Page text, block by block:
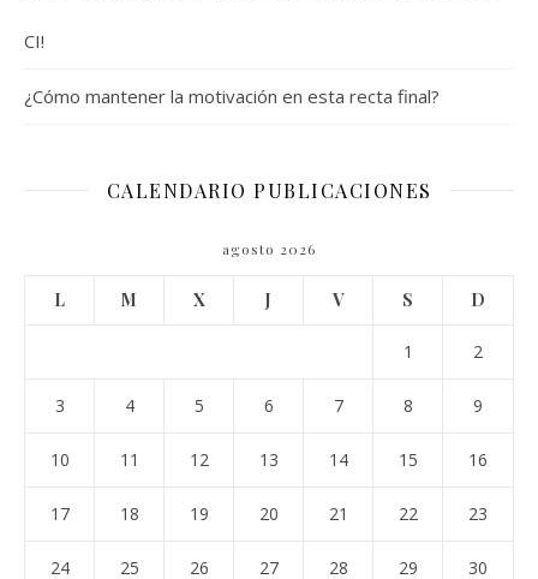
CI!
¿Cómo mantener la motivación en esta recta final?
CALENDARIO PUBLICACIONES
agosto 2026
L M X J V S D
1 2
3 4 5 6 7 8 9
10 11 12 13 14 15 16
17 18 19 20 21 22 23
24 25 26 27 28 29 30